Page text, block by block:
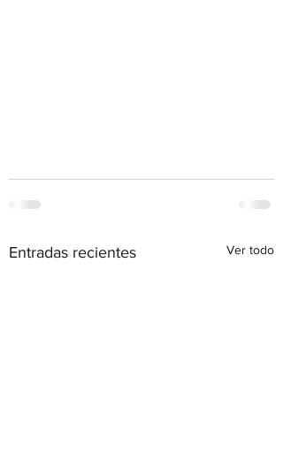
Entradas recientes Ver todo